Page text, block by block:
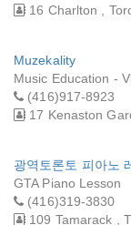
16 Charlton ,
Muzekality
Music Education -
(416)917-8923
17 Kenaston
광역토론토 피아노
GTA Piano Lesson
(416)319-3830
109 Tamarack ,